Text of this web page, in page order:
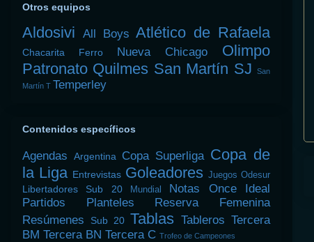
Otros equipos
Aldosivi All Boys Atlético de Rafaela
Chacarita Ferro Nueva Chicago
Olimpo
Patronato Quilmes San Martín SJ
San
Martín T Temperley
Contenidos específicos
Agendas Argentina Copa Superliga Copa de
la Liga Entrevistas Goleadores Juegos Odesur
Libertadores Sub 20 Mundial Notas
Once Ideal
Partidos
Planteles
Reserva Femenina
Resúmenes
Sub 20 Tablas Tableros Tercera
BM Tercera BN Tercera C Trofeo de Campeones